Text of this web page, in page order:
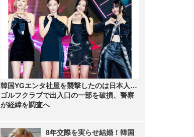
韓国YGエンタ社屋を襲撃したのは日本人…
ゴルフクラブで出入口の一部を破損、警察
が経緯を調査へ
8年交際を実らせ結婚！韓国